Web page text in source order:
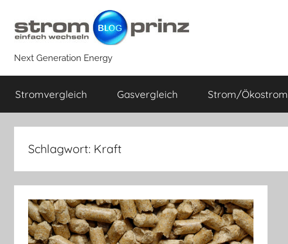
Inhalt
springen
Next Generation Energy
Stromvergleich Gasvergleich Strom/Ökostrom
Schlagwort: Kraft